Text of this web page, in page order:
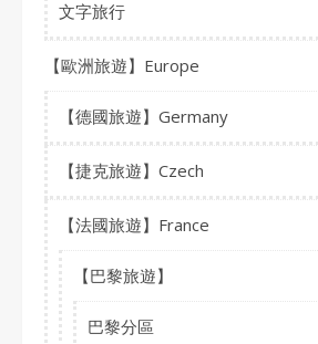
文字旅行
【歐洲旅遊】Europe
【德國旅遊】Germany
【捷克旅遊】Czech
【法國旅遊】France
【巴黎旅遊】
巴黎分區